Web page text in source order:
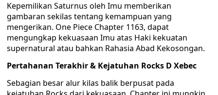
Kepemilikan Saturnus oleh Imu memberikan
gambaran sekilas tentang kemampuan yang
mengerikan. One Piece Chapter 1163, dapat
mengungkap kekuasaan Imu atas Haki kekuatan
supernatural atau bahkan Rahasia Abad Kekosongan.
Pertahanan Terakhir & Kejatuhan Rocks D Xebec
Sebagian besar alur kilas balik berpusat pada